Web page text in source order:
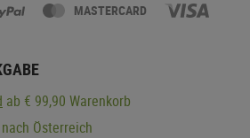
MASTERCARD
ab € 99,90 Warenkorb
Österreich